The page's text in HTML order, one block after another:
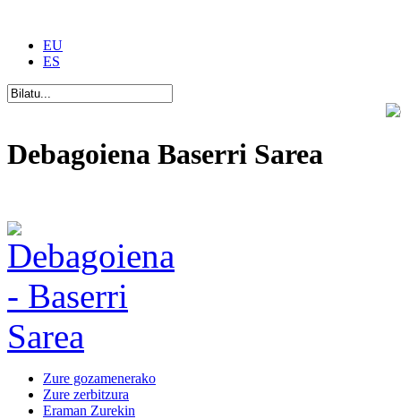
EU
ES
Debagoiena Baserri Sarea
Zure gozamenerako
Zure zerbitzura
Eraman Zurekin